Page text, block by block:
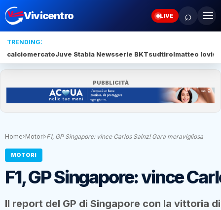
Vivicentro LIVE ⌕
TRENDING:
calciomercatoJuve Stabia Newsserie BKTsudtirolmatteo lovisa
PUBBLICITÀ
Home›Motori›F1, GP Singapore: vince Carlos Sainz! Gara meravigliosa
MOTORI
F1, GP Singapore: vince
Il report del GP di Singapore con la vittoria